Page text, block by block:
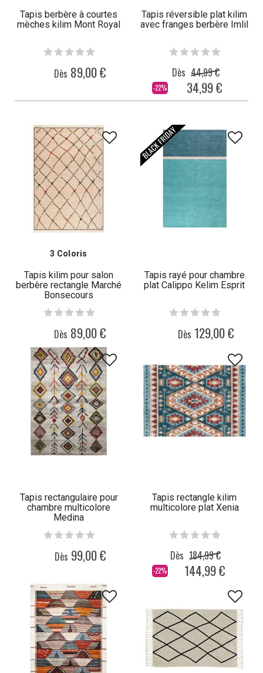
Tapis berbère à courtes
mèches kilim Mont Royal
Dès 89,00 €
Tapis réversible plat kilim
avec franges berbère Imlil
-22%
Dès 44,99 €
34,99 €
3 Coloris
Tapis kilim pour salon
berbère rectangle Marché
Bonsecours
Dès 89,00 €
Tapis rayé pour chambre
plat Calippo Kelim Esprit
Dès 129,00 €
Tapis rectangulaire pour
chambre multicolore
Medina
Dès 99,00 €
Tapis rectangle kilim
multicolore plat Xenia
-22%
Dès 184,99 €
144,99 €